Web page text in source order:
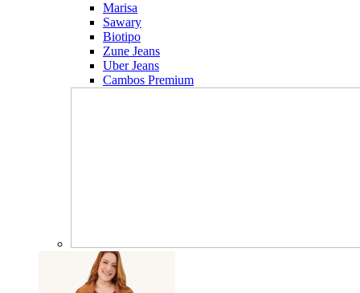
Marisa
Sawary
Biotipo
Zune Jeans
Uber Jeans
Cambos Premium